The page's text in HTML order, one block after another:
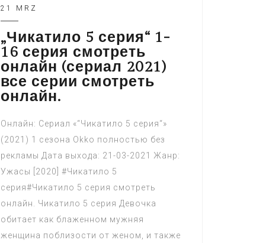
21 MRZ
„Чикатило 5 серия“ 1-
16 серия смотреть
онлайн (сериал 2021)
все серии смотреть
онлайн.
Онлайн: Сериал «“Чикатило 5 серия“»
(2021) 1 сезона Okko полностью без
рекламы Дата выхода: 21-03-2021 Жанр:
Ужасы [2020] #Чикатило 5
серия#Чикатило 5 серия смотреть
онлайн. Чикатило 5 серия Девочка
обитает как блаженном мужняя
женщина поблизости от женом, и также